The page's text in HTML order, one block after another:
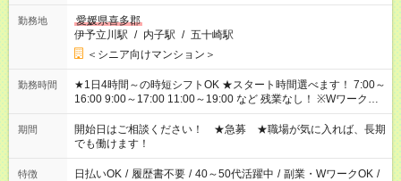
勤務地
愛媛県喜多郡
伊予立川駅 / 内子駅 / 五十崎駅
＜シニア向けマンション＞
勤務時間
★1日4時間～の時短シフトOK ★スタート時間選べます！ 7:00～
16:00 9:00～17:00 11:00～19:00 など 残業なし！ ※Wワークの
場合、他のお仕事と合わせ週40時間超の就業はご案内できませ
ん ※法令に基づき、週20時間以上勤務は社会保険への加入対象
となります ※労働者派遣法（日雇い派遣の原則禁止）により、
短時間・短期間の就業はご案内が難しい場合があります
期間
開始日はご相談ください！ ★急募 ★職場が気に入れば、長期
でも働けます！
特徴 日払いOK / 履歴書不要 / 40～50代活躍中 / 副業・WワークOK /